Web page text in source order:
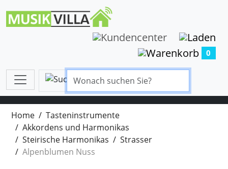
0
Home
Tasteninstrumente
Akkordens und Harmonikas
Steirische Harmonikas
Strasser
Alpenblumen Nuss